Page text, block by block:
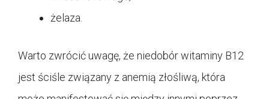
żelaza.
Warto zwrócić uwagę, że niedobór witaminy B12
jest ściśle związany z anemią złośliwą, która